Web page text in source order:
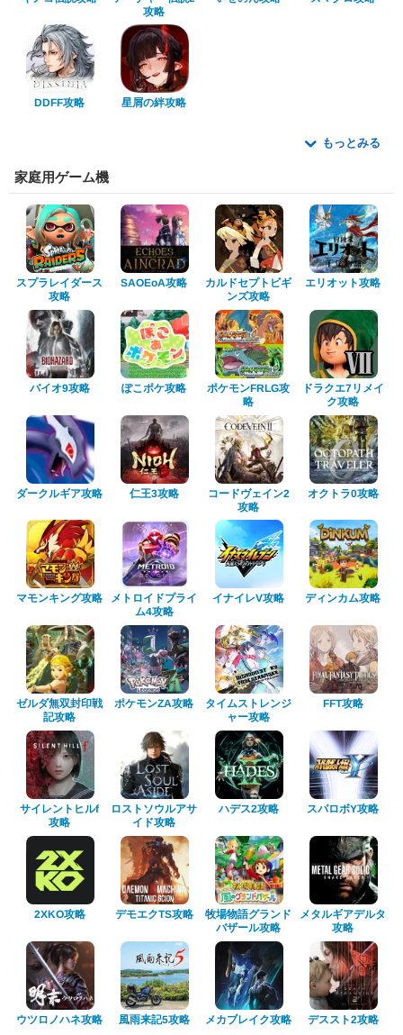
攻略
DDFF攻略 星屑の絆攻略
もっとみる
家庭用ゲーム機
スプラレイダース
攻略
SAOEoA攻略 カルドセプトビギ
ンズ攻略
エリオット攻略
バイオ9攻略 ぽこポケ攻略 ポケモンFRLG攻
略
ドラクエ7リメイ
ク攻略
ダークルギア攻略 仁王3攻略 コードヴェイン2
攻略
オクトラ0攻略
マモンキング攻略 メトロイドプライ
ム4攻略
イナイレV攻略 ディンカム攻略
ゼルダ無双封印戦
記攻略
ポケモンZA攻略 タイムストレンジ
ャー攻略
FFT攻略
サイレントヒルf
攻略
ロストソウルアサ
イド攻略
ハデス2攻略 スパロボY攻略
2XKO攻略 デモエクTS攻略 牧場物語グランド
バザール攻略
メタルギアデルタ
攻略
ウツロノハネ攻略 風雨来記5攻略 メカブレイク攻略 デススト2攻略